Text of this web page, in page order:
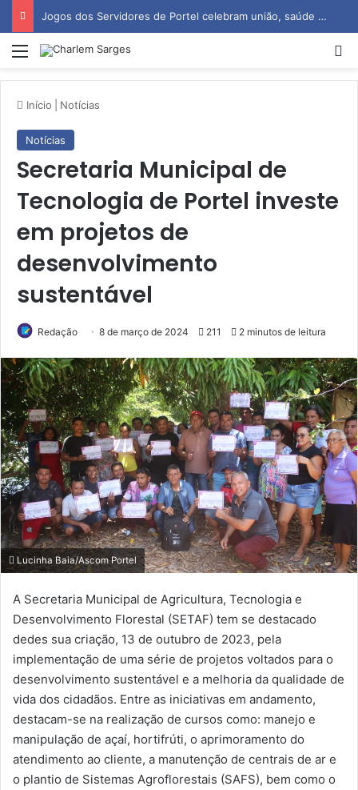
Jogos dos Servidores de Portel celebram união, saúde e espírito esportivo
Menu
Início Notícias
Notícias
Secretaria Municipal de
Tecnologia de Portel investe
em projetos de
desenvolvimento
sustentável
Redação 8 de março de 2024 211 2 minutos de leitura
Lucinha Baia/Ascom Portel
A Secretaria Municipal de Agricultura, Tecnologia e
Desenvolvimento Florestal (SETAF) tem se destacado
dedes sua criação, 13 de outubro de 2023, pela
implementação de uma série de projetos voltados para o
desenvolvimento sustentável e a melhoria da qualidade de
vida dos cidadãos. Entre as iniciativas em andamento,
destacam-se na realização de cursos como: manejo e
manipulação de açaí, hortifrúti, o aprimoramento do
atendimento ao cliente, a manutenção de centrais de ar e
o plantio de Sistemas Agroflorestais (SAFS), bem como o